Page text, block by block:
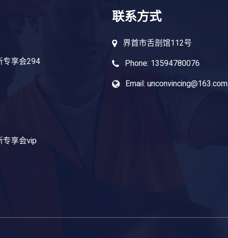
专享会294
专享会vip
联系方式
界首市舌剖馆112号
Phone: 13594780076
Email: unconvincing@163.com